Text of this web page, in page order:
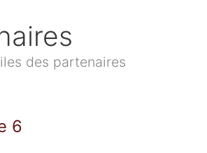
des partenaires
6